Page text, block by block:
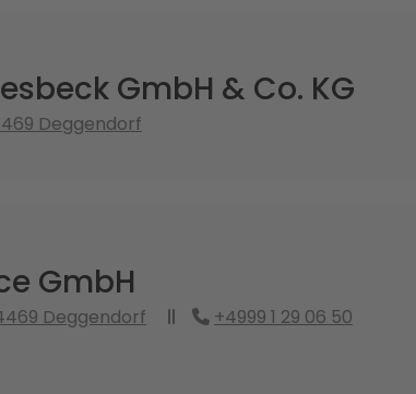
GmbH & Co. KG
Deggendorf
GmbH
Deggendorf +4999 1 29 06 50